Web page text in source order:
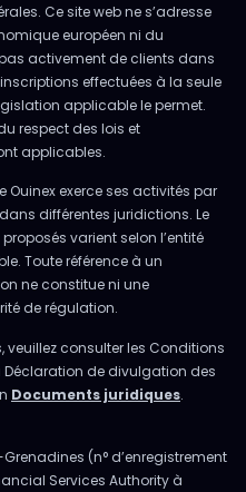
Ce site web ne s’adresse
européen ni du
activement de clients dans
effectuées à la seule
applicable le permet.
respect des lois et
applicables.
Ouinex exerce ses activités par
différentes juridictions. Le
varient selon l’entité
Toute référence à un
ne constitue ni une
de régulation.
veuillez consulter les Conditions
de divulgation des
Documents juridiques.
(n° d’enregistrement
Services Authority à